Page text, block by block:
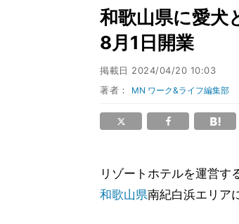
和歌山県に愛犬
8月1日開業
掲載日 2024/04/20 10:03
著者： MN ワーク&ライフ編集部
リゾートホテルを運営す
和歌山県南紀白浜エリア